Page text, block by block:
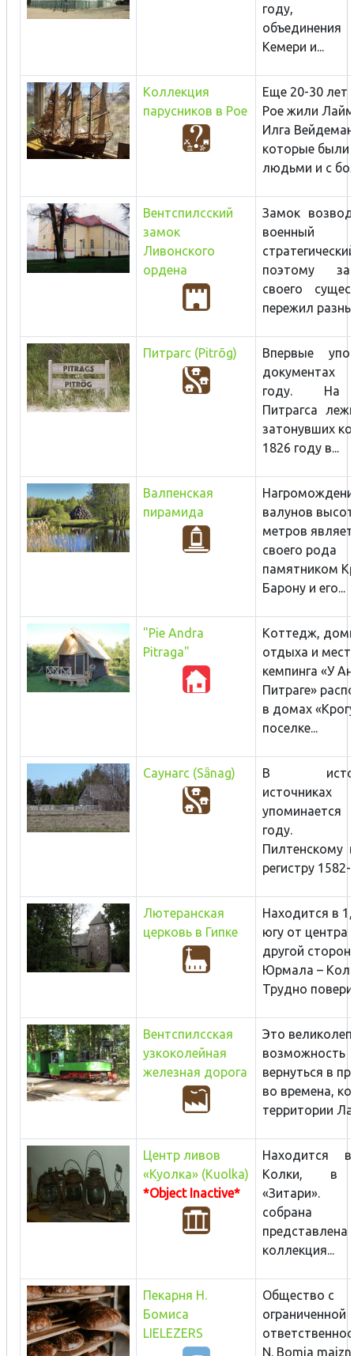
году,
объединения
Кемери и...
Коллекция
парусников в Рое
Еще 20-30 лет
Рое жили
Илга
которые были
людьми и с
Вентспилсский
замок
Ливонского
ордена
Замок
военный
поэтому
своего
пережил
Питрагс (Pitrõg)
Впервые
году. На
Питрагса
затонувших
1826 году в...
Валпенская
пирамида
валунов
метров
своего рода
памятником
Барону и его...
"Pie Andra
Pitraga"
Коттедж,
отдыха и
кемпинга «У
Питраге»
в домах
поселке...
Саунагс (Sǟnag)
В
источниках
году.
Пилтенскому
регистру 1582-
Лютеранская
церковь в Гипке
Находится в
югу от центра
другой
Юрмала –
Трудно
Вентспилсская
узкоколейная
железная дорога
Это
возможность
вернуться в
во времена,
территории
Центр ливов
«Куолка» (Kuolka)
*Object Inactive*
Находится
Колки, в
представлена
коллекция...
Пекарня Н.
Бомиса
LIELEZERS
Общество с
ограниченной
N. Bomja